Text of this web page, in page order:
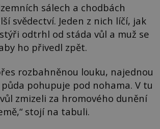
sálech a chodbách
svědectví. Jeden z nich líčí, jak
odtrhl od stáda vůl a muž se
ho přivedl zpět.
rozbahněnou louku, najednou
pohupuje pod nohama. V tu
zmizeli za hromového dunění
stojí na tabuli.